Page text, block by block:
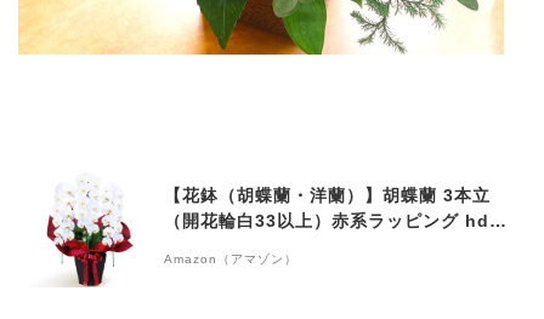
【花鉢（胡蝶蘭・洋蘭）】胡蝶蘭 3本立
（開花輪白33以上）赤系ラッピング hd00
婚 出産 送別 開店 開業 オープン
Amazon（アマゾン）